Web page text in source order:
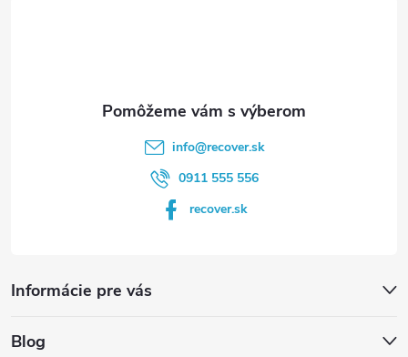
info@recover.sk
0911 555 556
recover.sk
Informácie pre vás
Blog